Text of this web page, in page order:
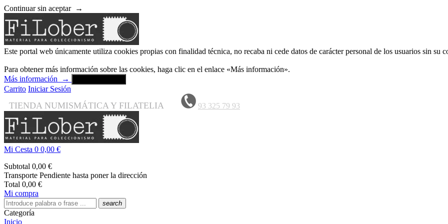
Continuar sin aceptar →
Este portal web únicamente utiliza cookies propias con finalidad técnica, no recaba ni cede datos de carácter personal de los usuarios sin su
Para obtener más información sobre las cookies, haga clic en el enlace «Más información».
Más información
→
Carrito Iniciar Sesión
TIENDA NUMISMÁTICA Y FILATELIA 93 325 79 93
Mi Cesta 0 0,00 €
Subtotal 0,00 €
Transporte Pendiente hasta poner la dirección
Total 0,00 €
Mi compra
search
Categoría
Inicio